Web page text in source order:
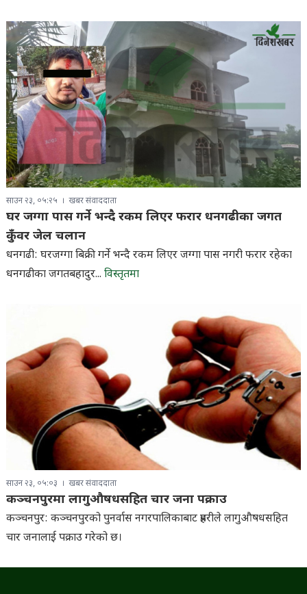
साउन २३, ०५:२५ खबर संवाददाता
घर जग्गा पास गर्ने भन्दै रकम लिएर फरार धनगढीका जगत
कुँवर जेल चलान
धनगढी: घरजग्गा बिक्री गर्ने भन्दै रकम लिएर जग्गा पास नगरी फरार रहेका
धनगढीका जगतबहादुर... विस्तृतमा
साउन २३, ०५:०३ खबर संवाददाता
कञ्चनपुरमा लागुऔषधसहित चार जना पक्राउ
कञ्चनपुर: कञ्चनपुरको पुनर्वास नगरपालिकाबाट प्रहरीले लागुऔषधसहित
चार जनालाई पक्राउ गरेको छ।